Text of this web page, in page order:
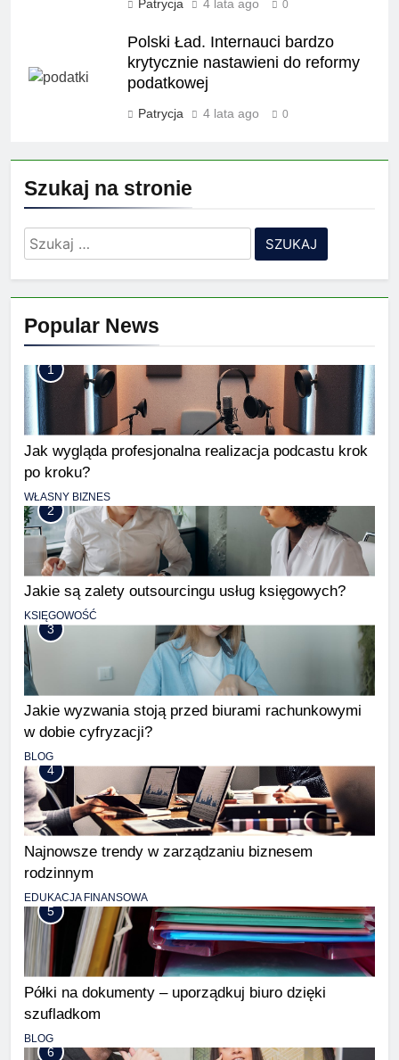
Patrycja 4 lata ago 0
Polski Ład. Internauci bardzo
krytycznie nastawieni do reformy
podatkowej
Patrycja 4 lata ago 0
Szukaj na stronie
Szukaj:
Popular News
1
Jak wygląda profesjonalna realizacja podcastu krok
po kroku?
WŁASNY BIZNES
2
Jakie są zalety outsourcingu usług księgowych?
KSIĘGOWOŚĆ
3
Jakie wyzwania stoją przed biurami rachunkowymi
w dobie cyfryzacji?
BLOG
4
Najnowsze trendy w zarządzaniu biznesem
rodzinnym
EDUKACJA FINANSOWA
5
Półki na dokumenty – uporządkuj biuro dzięki
szufladkom
BLOG
6